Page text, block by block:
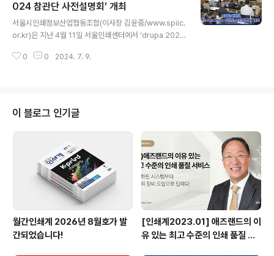
서 “대한민국그래픽산업대상은 선조 인쇄인들의 훌륭한
기술력과 창의력을 되새기고, 그래픽산업 종사자의 자긍심
을 고취하고자 하는 취지로 2006년 제정, 시행하고 있으
며 학계는 물론, 그래픽 관련 산업인을 대상으로 기술, 산
업, 환경, 경영, 인력 진흥에 공헌한 분들을 발굴, 추천받아
024 참관단 사전설명회’ 개최
서울시인쇄정보산업협동조합(이사장 김윤중/www.spiic.
or.kr)은 지난 4월 11일 서울인쇄센터에서 ‘drupa 2024
최되는 drupa 전시 참관에 앞서 전시회에 대한 주요 정보
대한 기본적인 정보와 주요 프로그램, 참관 일정에 대해 소
개하고, 아그파 디지털 잉크젯 솔루션과 라벨 후가공 장비
전문 기업 리본(Reborn)의 라벨 후가공 장비를 국내 시장
에 공급하고 있는 ㈜후너스홀딩스 조영렬 상무와 한국후
지필름BI㈜ 유미린 대리가 이번 drupa에 참가하는 자사
부스와 주요 출..
0 0 2024. 7. 9.
이 블로그 인기글
월간인쇄계 2026년 8월호가 발
간되었습니다!
[인쇄계2023.01] 애즈랜드의 이
유 있는 최고 수준의 인쇄 품질 서